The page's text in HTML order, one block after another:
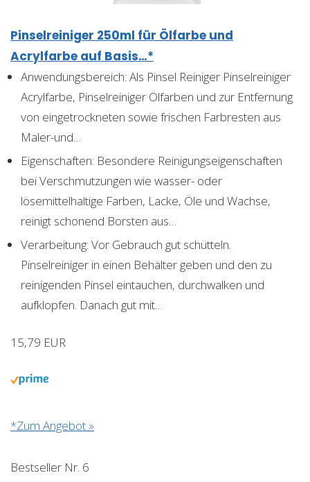
Pinselreiniger 250ml für Ölfarbe und
Acrylfarbe auf Basis…*
Anwendungsbereich: Als Pinsel Reiniger Pinselreiniger
Acrylfarbe, Pinselreiniger Ölfarben und zur Entfernung
von eingetrockneten sowie frischen Farbresten aus
Maler-und…
Eigenschaften: Besondere Reinigungseigenschaften
bei Verschmutzungen wie wasser- oder
lösemittelhaltige Farben, Lacke, Öle und Wachse,
reinigt schonend Borsten aus…
Verarbeitung: Vor Gebrauch gut schütteln.
Pinselreiniger in einen Behälter geben und den zu
reinigenden Pinsel eintauchen, durchwalken und
aufklopfen. Danach gut mit…
15,79 EUR
*Zum Angebot »
Bestseller Nr. 6